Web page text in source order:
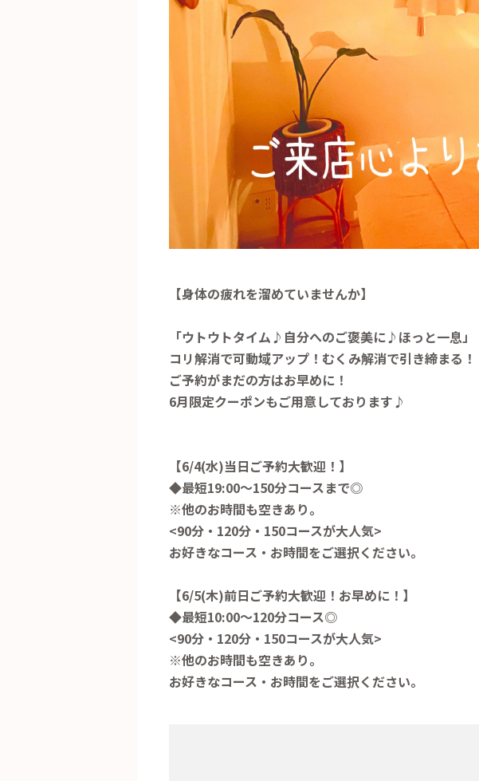
【身体の疲れを溜めていませんか】
「ウトウトタイム♪自分へのご褒美に♪ほっと一息」
コリ解消で可動域アップ！むくみ解消で引き締まる！
ご予約がまだの方はお早めに！
6月限定クーポンもご用意しております♪
【6/4(水)当日ご予約大歓迎！】
◆最短19:00～150分コースまで◎
※他のお時間も空きあり。
<90分・120分・150コースが大人気>
お好きなコース・お時間をご選択ください。
【6/5(木)前日ご予約大歓迎！お早めに！】
◆最短10:00～120分コース◎
<90分・120分・150コースが大人気>
※他のお時間も空きあり。
お好きなコース・お時間をご選択ください。